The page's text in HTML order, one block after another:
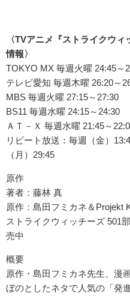
〈TVアニメ『ストライクウィ
情報〉
TOKYO MX 毎週火曜 24:45～
テレビ愛知 毎週木曜 26:20～
MBS 毎週火曜 27:15～27:30
BS11 毎週水曜 24:15～24:30
ＡＴ－Ｘ 毎週水曜 21:45～
リピート放送：毎週（金）
（月）29:45
原作
著者：藤林 真
原作：島田フミカネ＆Projekt
ストライクウィッチーズ 501
売中
概要
原作・島田フミカネ先生、漫
ぼのとしたネタで人気の「発